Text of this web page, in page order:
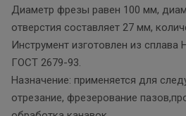
Диаметр фрезы равен 100 мм,
отверстия составляет 27 мм,
Инструмент изготовлен из сплава
ГОСТ 2679-93.
Назначение: применяется для
отрезание, фрезерование